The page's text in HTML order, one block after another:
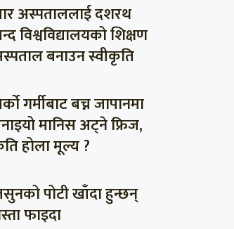
अस्पताललाई दशरथ
विश्वविद्यालयको शिक्षण
बनाउन स्वीकृति
गर्मीबाट बच्न जापानमा
मानिस अट्ने फ्रिज,
होला मूल्य ?
पोटी खाँदा हुन्छन्
फाइदा